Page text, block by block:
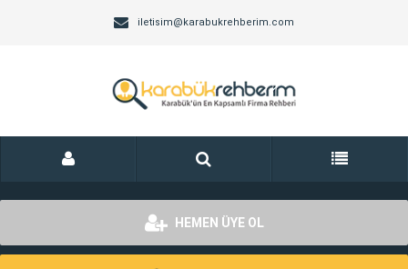
iletisim@karabukrehberim.com
HEMEN ÜYE OL